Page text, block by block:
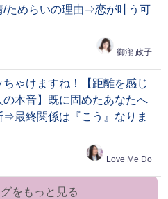
/ためらいの理由⇒恋が叶う可
御瀧 政子
ちゃけますね！【距離を感じ
の本音】既に固めたあなたへ
⇒最終関係は『こう』なりま
Love Me Do
をもっと見る